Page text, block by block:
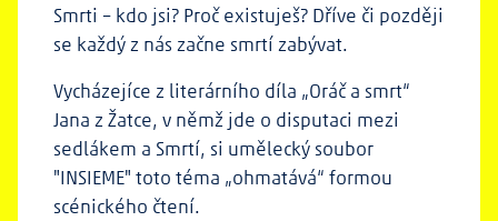
Smrti – kdo jsi? Proč existuješ? Dříve či později
se každý z nás začne smrtí zabývat.
Vycházejíce z literárního díla „Oráč a smrt“
Jana z Žatce, v němž jde o disputaci mezi
sedlákem a Smrtí, si umělecký soubor
"INSIEME" toto téma „ohmatává“ formou
scénického čtení.